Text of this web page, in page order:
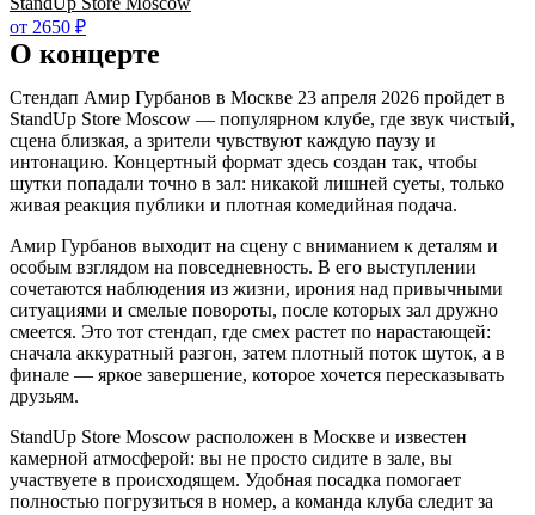
от 2650 ₽
О концерте
Стендап Амир Гурбанов в Москве 23 апреля 2026 пройдет в
StandUp Store Moscow — популярном клубе, где звук чистый,
сцена близкая, а зрители чувствуют каждую паузу и
интонацию. Концертный формат здесь создан так, чтобы
шутки попадали точно в зал: никакой лишней суеты, только
живая реакция публики и плотная комедийная подача.
Амир Гурбанов выходит на сцену с вниманием к деталям и
особым взглядом на повседневность. В его выступлении
сочетаются наблюдения из жизни, ирония над привычными
ситуациями и смелые повороты, после которых зал дружно
смеется. Это тот стендап, где смех растет по нарастающей:
сначала аккуратный разгон, затем плотный поток шуток, а в
финале — яркое завершение, которое хочется пересказывать
друзьям.
StandUp Store Moscow расположен в Москве и известен
камерной атмосферой: вы не просто сидите в зале, вы
участвуете в происходящем. Удобная посадка помогает
полностью погрузиться в номер, а команда клуба следит за